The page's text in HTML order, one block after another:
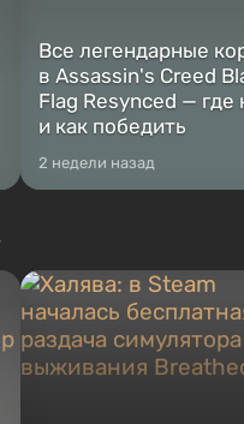
Все легендарные
в Assassin's Creed
Flag Resynced — где
и как победить
2 недели назад